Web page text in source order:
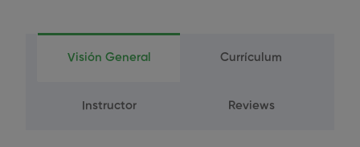
Grado Superior.
Visión General
Currículum
Instructor Reviews